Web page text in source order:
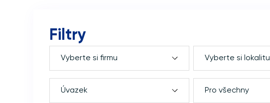
Filtry
Vyberte si firmu Vyberte si lokalitu
Úvazek Pro všechny